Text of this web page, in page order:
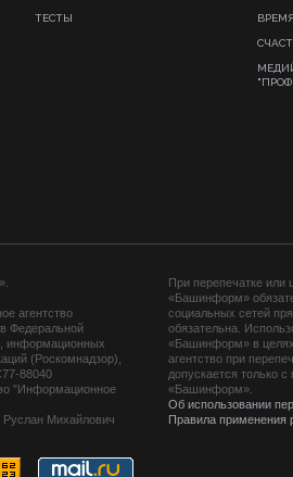
ТЕСТЫ
агентство
Федеральной
информационных
(Роскомнадзор),
88040
"Информационное
Михайлович
При перепечатке или
«Башинформ»
социальных сетей
обязательна.
«Башинформ» в
агентство при
допускается только
«Башинформ».
Об использовании
Правила применения